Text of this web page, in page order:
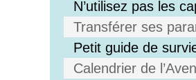
N’utilisez pas les
Transférer ses
Petit guide de
Calendrier de